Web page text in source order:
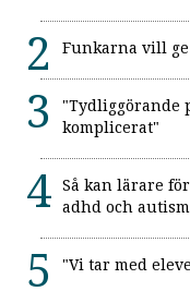
Funkarna vill
"Tydliggörande
komplicerat"
Så kan lärare
adhd och autism
"Vi tar med